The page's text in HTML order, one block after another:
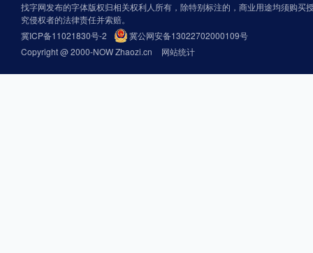
找字网发布的字体版权归相关权利人所有，除特别标注的，商业用途均须购买
究侵权者的法律责任并索赔。
冀ICP备11021830号-2
冀公网安备13022702000109号
Copyright @ 2000-NOW Zhaozi.cn
网站统计